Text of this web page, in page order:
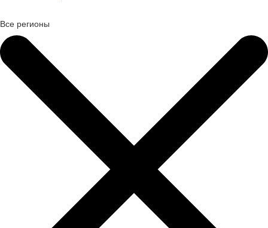
Все регионы